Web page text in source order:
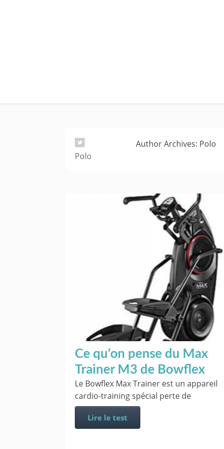
Polo
Author Archives: Polo
Ce qu’on pense du Max
Trainer M3 de Bowflex
Le Bowflex Max Trainer est un appareil
cardio-training spécial perte de
Lire le test